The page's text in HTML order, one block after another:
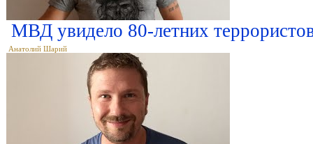
МВД увидело 80-летних
Анатолий Шарий